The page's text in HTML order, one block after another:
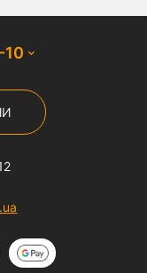
10